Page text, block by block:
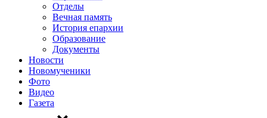
Отделы
Вечная память
История епархии
Образование
Документы
Новости
Новомученики
Фото
Видео
Газета